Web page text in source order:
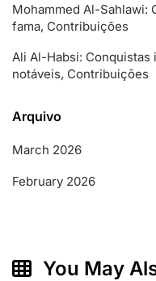
Mohammed Al-Sahlawi:
fama, Contribuições
Ali Al-Habsi:
notáveis, Contribuições
Arquivo
March 2026
February 2026
You May